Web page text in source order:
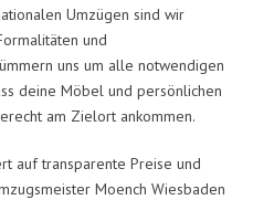
Umzügen sind wir
und
uns um alle notwendigen
deine Möbel und persönlichen
am Zielort ankommen.
auf transparente Preise und
Moench Wiesbaden